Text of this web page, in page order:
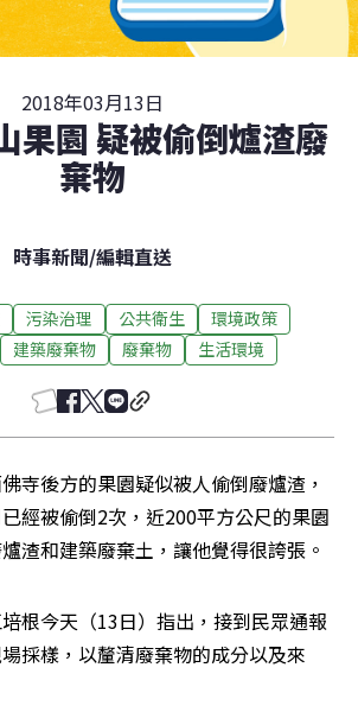
2018年03月13日
果園 疑被偷倒爐渣廢
棄物
時事新聞/編輯直送
污染治理 公共衛生
環境政策
建築廢棄物 廢棄物 生活環境
寺後方的果園疑似被人偷倒廢爐渣，
經被偷倒2次，近200平方公尺的果園
渣和建築廢棄土，讓他覺得很誇張。
根今天（13日）指出，接到民眾通報
採樣，以釐清廢棄物的成分以及來